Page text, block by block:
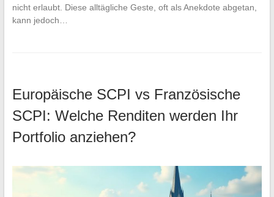
nicht erlaubt. Diese alltägliche Geste, oft als Anekdote abgetan,
kann jedoch…
Europäische SCPI vs Französische
SCPI: Welche Renditen werden Ihr
Portfolio anziehen?